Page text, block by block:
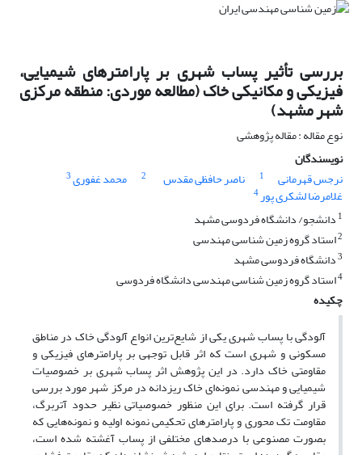
بررسی تأثیر پساب شهری بر پارامترهای شیمیایی،
فیزیکی و مکانیکی خاک (مطالعه موردی: منطقه مرکزی
شهر مشهد)
نوع مقاله : مقاله پژوهشی
نویسندگان
نرجس قهرمانی
1 ناصر حافظی مقدس 2 محمد غفوری3
غلامرضا لشکری پور4
1 دانشجو/ دانشگاه فردوسی مشهد
2استاد گروه زمین شناسی مهندسی
3دانشگاه فردوسی مشهد
4استاد گروه زمین شناسی مهندسی دانشگاه فردوسی
چکیده
آلودگی با پساب شهری یکی از شایع‌ترین انواع آلودگی خاک در مناطق
مسکونی و شهری است که اثر قابل توجهی بر پارامترهای فیزیکی و
مقاومتی خاک دارد. در این پژوهش اثر پساب شهری بر خصوصیات
شیمیایی و مهندسی نمونه‌ای خاک ریزدانه در مرکز شهر مورد بررسی
قرار گرفته است. برای این منظور خصوصیاتی نظیر حدود آتربرگ،
مقاومت تک محوری و پارامترهای تحکیمی نمونه اولیه و نمونه‌هایی که
بصورت مصنوعی با درصدهای مختلفی از پساب آغشته شده است،